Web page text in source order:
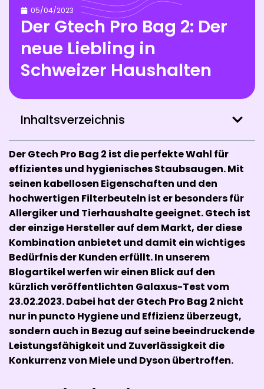
05/04/2023
Der Gtech Pro Bag 2: Der
neue Liebling in
Schweizer Haushalten
Inhaltsverzeichnis
Der Gtech Pro Bag 2 ist die perfekte Wahl für
effizientes und hygienisches Staubsaugen. Mit
seinen kabellosen Eigenschaften und den
hochwertigen Filterbeuteln ist er besonders für
Allergiker und Tierhaushalte geeignet. Gtech ist
der einzige Hersteller auf dem Markt, der diese
Kombination anbietet und damit ein wichtiges
Bedürfnis der Kunden erfüllt. In unserem
Blogartikel werfen wir einen Blick auf den
kürzlich veröffentlichten Galaxus-Test vom
23.02.2023. Dabei hat der Gtech Pro Bag 2 nicht
nur in puncto Hygiene und Effizienz überzeugt,
sondern auch in Bezug auf seine beeindruckende
Leistungsfähigkeit und Zuverlässigkeit die
Konkurrenz von Miele und Dyson übertroffen.